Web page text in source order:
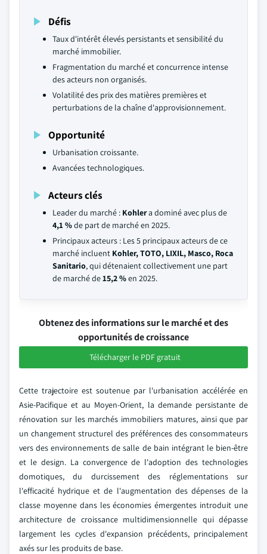
Défis
Taux d'intérêt élevés persistants et sensibilité du
marché immobilier.
Fragmentation du marché et concurrence intense
des acteurs non organisés.
Volatilité des prix des matières premières et
perturbations de la chaîne d'approvisionnement.
Opportunité
Urbanisation croissante.
Avancées technologiques.
Acteurs clés
Leader du marché : Kohlera dominé avec plus de
4,1 %de part de marché en 2025.
Principaux acteurs : Les 5 principaux acteurs de ce
marché incluent Kohler, TOTO, LIXIL, Masco, Roca
Sanitario, qui détenaient collectivement une part
de marché de15,2 %en 2025.
Obtenez des informations sur le marché et des
opportunités de croissance
Télécharger le PDF gratuit
Cette trajectoire est soutenue par l'urbanisation accélérée en
Asie-Pacifique et au Moyen-Orient, la demande persistante de
rénovation sur les marchés immobiliers matures, ainsi que par
un changement structurel des préférences des consommateurs
vers des environnements de salle de bain intégrant le bien-être
et le design. La convergence de l'adoption des technologies
domotiques, du durcissement des réglementations sur
l'efficacité hydrique et de l'augmentation des dépenses de la
classe moyenne dans les économies émergentes introduit une
architecture de croissance multidimensionnelle qui dépasse
largement les cycles d'expansion précédents, principalement
axés sur les produits de base.